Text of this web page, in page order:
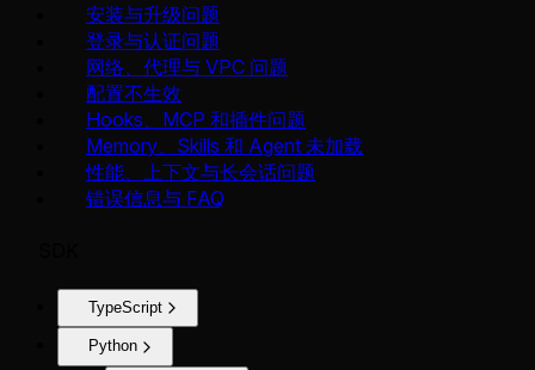
安装与升级问题
登录与认证问题
网络、代理与 VPC 问题
配置不生效
Hooks、MCP 和插件问题
Memory、Skills 和 Agent 未加载
性能、上下文与长会话问题
错误信息与 FAQ
TypeScript
Python